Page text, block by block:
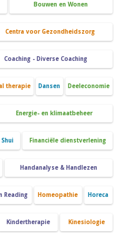
Bouwen en Wonen
Centra voor Gezondheidszorg
Coaching - Diverse Coaching
therapie Dansen Deeleconomie
Energie- en klimaatbeheer
Shui Financiële dienstverlening
Handanalyse & Handlezen
Reading Homeopathie Horeca
Kindertherapie Kinesiologie